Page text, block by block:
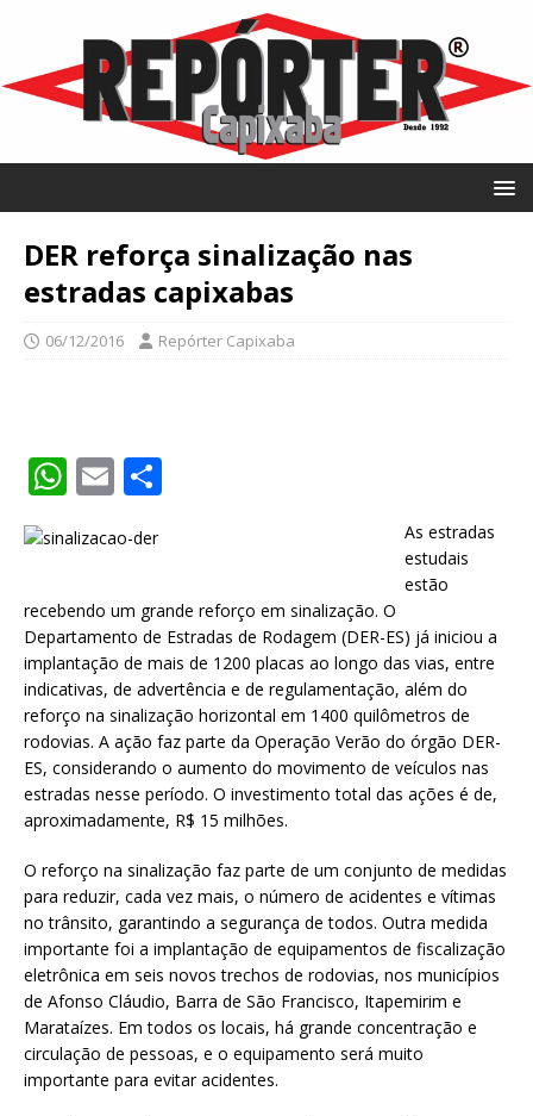
DER reforça sinalização nas
estradas capixabas
06/12/2016 Repórter Capixaba
W
at
A
p
p
E
ai
e
As estradas
estudais
estão
recebendo um grande reforço em sinalização. O
Departamento de Estradas de Rodagem (DER-ES) já iniciou a
implantação de mais de 1200 placas ao longo das vias, entre
indicativas, de advertência e de regulamentação, além do
reforço na sinalização horizontal em 1400 quilômetros de
rodovias. A ação faz parte da Operação Verão do órgão DER-
ES, considerando o aumento do movimento de veículos nas
estradas nesse período. O investimento total das ações é de,
aproximadamente, R$ 15 milhões.
O reforço na sinalização faz parte de um conjunto de medidas
para reduzir, cada vez mais, o número de acidentes e vítimas
no trânsito, garantindo a segurança de todos. Outra medida
importante foi a implantação de equipamentos de fiscalização
eletrônica em seis novos trechos de rodovias, nos municípios
de Afonso Cláudio, Barra de São Francisco, Itapemirim e
Marataízes. Em todos os locais, há grande concentração e
circulação de pessoas, e o equipamento será muito
importante para evitar acidentes.